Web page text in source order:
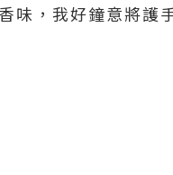
味，我好鐘意將護